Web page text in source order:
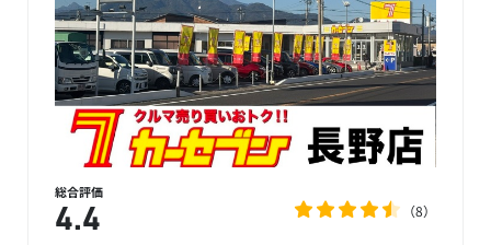
総合評価
4.4 8